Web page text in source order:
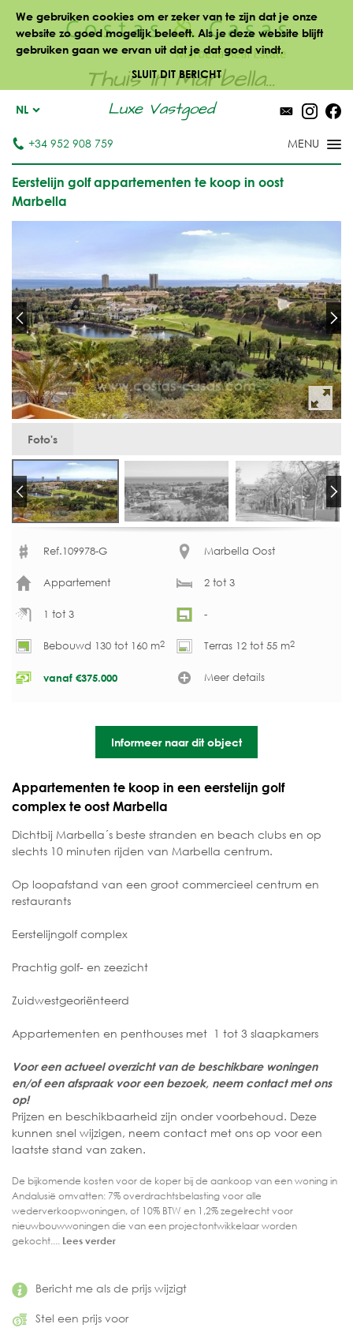
We gebruiken cookies om er zeker van te zijn dat je onze
website zo goed mogelijk beleeft. Als je deze website blijft
gebruiken gaan we ervan uit dat je dat goed vindt.
SLUIT DIT BERICHT
Thuis in Marbella...
Luxe Vastgoed
NL
+34 952 908 759
Bericht me als de prijs wijzigt
Stel een prijs voor
Eerstelijn golf appartementen te koop in oost
Marbella
Foto's
Ref.109978-G Marbella Oost
Appartement 2 tot 3
1 tot 3 -
Bebouwd 130 tot 160 m2 Terras 12 tot 55 m2
vanaf €375.000 Meer details
Informeer naar dit object
Appartementen te koop in een eerstelijn golf
complex te oost Marbella
Dichtbij Marbella´s beste stranden en beach clubs en op
slechts 10 minuten rijden van Marbella centrum.
Op loopafstand van een groot commercieel centrum en
restaurants
Eerstelijngolf complex
Prachtig golf- en zeezicht
Zuidwestgeoriënteerd
Appartementen en penthouses met 1 tot 3 slaapkamers
Voor een actueel overzicht van de beschikbare woningen
en/of een afspraak voor een bezoek, neem contact met ons
op!
Prijzen en beschikbaarheid zijn onder voorbehoud. Deze
kunnen snel wijzigen, neem contact met ons op voor een
laatste stand van zaken.
De bijkomende kosten voor de koper bij de aankoop van een woning in
Andalusië omvatten: 7% overdrachtsbelasting voor alle
wederverkoopwoningen, of 10% BTW en 1,2% zegelrecht voor
nieuwbouwwoningen die van een projectontwikkelaar worden
gekocht.... Lees verder